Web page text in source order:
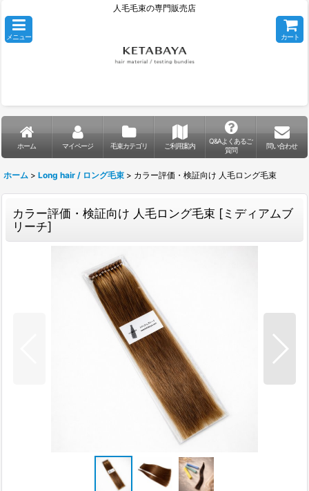
人毛毛束の専門販売店
メニュー カート
ホーム マイページ 毛束カテゴリ ご利用案内
Q&Aよくあるご
質問
問い合わせ
ホーム > Long hair / ロング毛束 > カラー評価・検証向け 人毛ロング毛束
カラー評価・検証向け 人毛ロング毛束 [ミディアムブ
リーチ]